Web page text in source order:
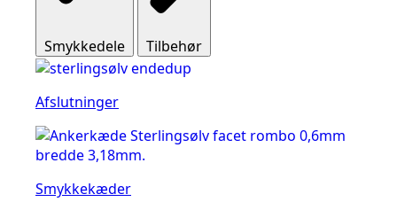
Smykkedele Tilbehør
Afslutninger
Smykkekæder